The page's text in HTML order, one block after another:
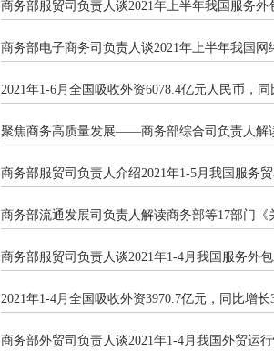
商务部服贸司负责人谈2021年上半年我国服务外
商务部电子商务司负责人谈2021年上半年我国
2021年1-6月全国吸收外资6078.4亿元人民币，同
聚焦商务高质量发展——商务部综合司负责人解
商务部服贸司负责人介绍2021年1-5月我国服务
商务部流通发展司负责人解读商务部等17部门
商务部服贸司负责人谈2021年1-4月我国服务外
2021年1-4月全国吸收外资3970.7亿元，同比增长
商务部外贸司负责人谈2021年1-4月我国外贸运